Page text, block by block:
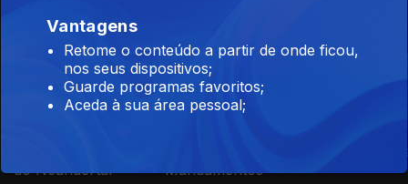
Atualidade
do Neandertal
Mandamentos
Somos
Vantagens
Retome o conteúdo a partir de onde ficou,
nos seus dispositivos;
Guarde programas favoritos;
Aceda à sua área pessoal;